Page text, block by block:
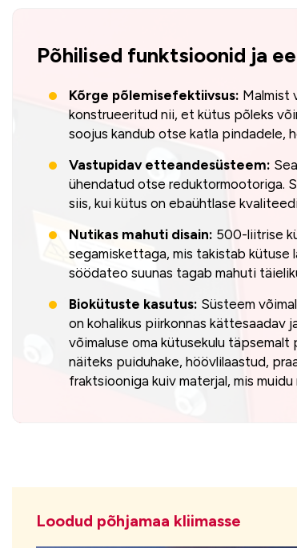
Põhilised funktsioonid ja
Kõrge põlemisefektiivsus: Malmist
konstrueeritud nii, et kütus põleks
soojus kandub otse katla pindadele,
Vastupidav etteandesüsteem:
ühendatud otse reduktormootoriga.
siis, kui kütus on ebaühtlase
Nutikas mahuti disain: 500-liitrise
segamiskettaga, mis takistab kütuse
söödateo suunas tagab mahuti
Biokütuste kasutus: Süsteem
on kohalikus piirkonnas kättesaadav
võimaluse oma kütusekulu täpsemalt
näiteks puiduhake, höövlilaastud,
fraktsiooniga kuiv materjal, mis
Loodud põhjamaa kliimasse